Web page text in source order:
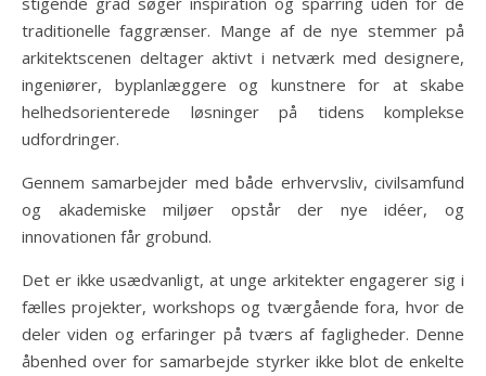
traditionelle faggrænser. Mange af de nye stemmer på
arkitektscenen deltager aktivt i netværk med designere,
ingeniører, byplanlæggere og kunstnere for at skabe
helhedsorienterede løsninger på tidens komplekse
udfordringer.
Gennem samarbejder med både erhvervsliv, civilsamfund
og akademiske miljøer opstår der nye idéer, og
innovationen får grobund.
Det er ikke usædvanligt, at unge arkitekter engagerer sig i
fælles projekter, workshops og tværgående fora, hvor de
deler viden og erfaringer på tværs af fagligheder. Denne
åbenhed over for samarbejde styrker ikke blot de enkelte